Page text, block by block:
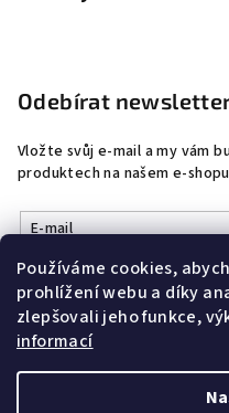
Používáme cookies,
prohlížení webu a díky
zlepšovali jeho funkce,
informací
Odebírat
Vložte svůj e-mail a my vám
produktech na našem e-
E-mail
Vložením e-mailu
údajů
Přihlásit se